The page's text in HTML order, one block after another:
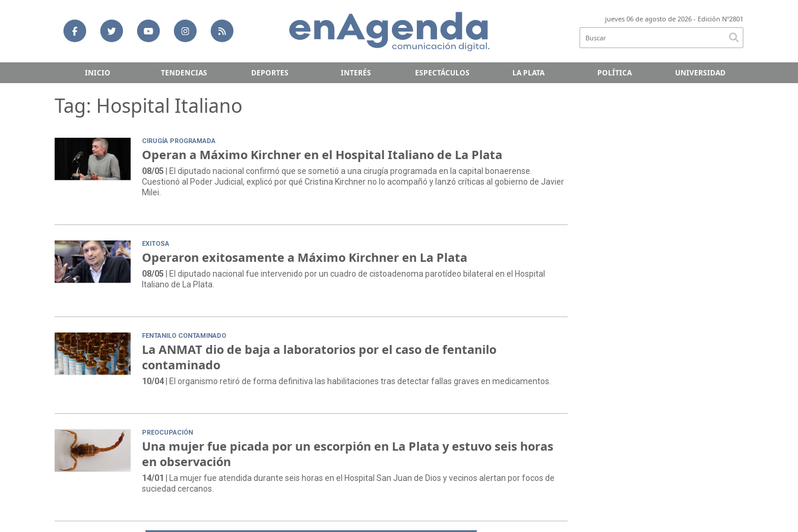
jueves 06 de agosto de 2026 - Edición Nº2801
INICIO TENDENCIAS DEPORTES INTERÉS ESPECTÁCULOS LA PLATA POLÍTICA UNIVERSIDAD
Tag: Hospital Italiano
CIRUGÍA PROGRAMADA
Operan a Máximo Kirchner en el Hospital Italiano de La Plata
08/05 | El diputado nacional confirmó que se sometió a una cirugía programada en la capital bonaerense.
Cuestionó al Poder Judicial, explicó por qué Cristina Kirchner no lo acompañó y lanzó críticas al gobierno de Javier
Milei.
EXITOSA
Operaron exitosamente a Máximo Kirchner en La Plata
08/05 | El diputado nacional fue intervenido por un cuadro de cistoadenoma parotídeo bilateral en el Hospital
Italiano de La Plata.
FENTANILO CONTAMINADO
La ANMAT dio de baja a laboratorios por el caso de fentanilo
contaminado
10/04 | El organismo retiró de forma definitiva las habilitaciones tras detectar fallas graves en medicamentos.
PREOCUPACIÓN
Una mujer fue picada por un escorpión en La Plata y estuvo seis horas
en observación
14/01
| La mujer fue atendida durante seis horas en el Hospital San Juan de Dios y vecinos alertan por focos de
suciedad cercanos.